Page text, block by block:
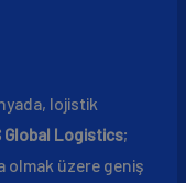
lojistik
Global Logistics;
olmak üzere geniş